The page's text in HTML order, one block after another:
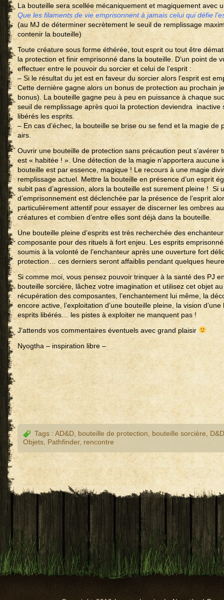
La bouteille sera scellée mécaniquement et magiquement avec
Que les filaments de vie emprisonnent à jamais celui qui défie
(au MJ de déterminer secrètement le seuil de remplissage
contenir la bouteille)
Toute créature sous forme éthérée, tout esprit ou tout être
la protection et finir emprisonné dans la bouteille. D’un point de
effectuer entre le pouvoir du sorcier et celui de l’esprit :
– Si le résultat du jet est en faveur du sorcier alors l’esprit est
Cette dernière gagne alors un bonus de protection au prochain
bonus). La bouteille gagne peu à peu en puissance à chaque
seuil de remplissage après quoi la protection deviendra inactive
libérés les esprits.
– En cas d’échec, la bouteille se brise ou se fend et la magie de
airs.
Ouvrir une bouteille de protection sans précaution peut
est « habitée ! ». Une détection de la magie n’apportera aucune
bouteille est par essence, magique ! Le recours à une magie
remplissage actuel. Mettre la bouteille en présence d’un esprit
subit pas d’agression, alors la bouteille est surement pleine ! Si
d’emprisonnement est déclenchée par la présence de l’esprit
particulièrement attentif pour essayer de discerner les ombres
créatures et combien d’entre elles sont déjà dans la bouteille.
Une bouteille pleine d’esprits est très recherchée des
composante pour des rituels à fort enjeu. Les esprits
soumis à la volonté de l’enchanteur après une ouverture fort
protection… ces derniers seront affaiblis pendant quelques
Si comme moi, vous pensez pouvoir trinquer à la santé des PJ
bouteille sorcière, lâchez votre imagination et utilisez cet objet
récupération des composantes, l’enchantement lui même, la
encore active, l’exploitation d’une bouteille pleine, la vision
esprits libérés… les pistes à exploiter ne manquent pas !
J’attends vos commentaires éventuels avec grand plaisir
Nyogtha – inspiration libre –
Tags : AD&D bouteille de protection bouteille sorcière
D&D
Objets Pathfinder, rencontre